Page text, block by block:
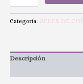
Categoría: GELES DE
Descripción